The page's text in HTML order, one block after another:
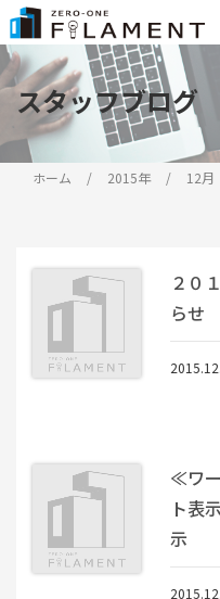
スタッフブログ
ホーム 2015年 12月
２０
らせ
≪ワ
ト表
示